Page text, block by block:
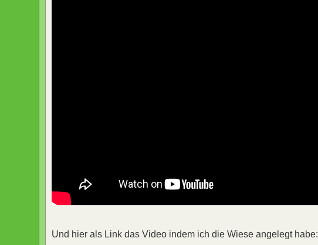
Und hier als Link das Video indem ich die Wiese angelegt habe: